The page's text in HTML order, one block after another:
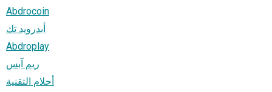
Abdrocoin
أبدرويد تك
Abdroplay
ريم آبس
أحلام التقنية